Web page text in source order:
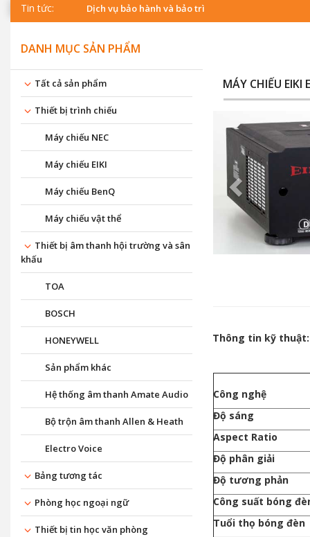
Tin tức: Dịch vụ bảo hành và bảo trì
DANH MỤC SẢN PHẨM
Tất cả sản phẩm
Thiết bị trình chiếu
Máy chiếu NEC
Máy chiếu EIKI
Máy chiếu BenQ
Máy chiếu vật thể
Thiết bị âm thanh hội trường và sân
khấu
TOA
BOSCH
HONEYWELL
Sản phẩm khác
Hệ thống âm thanh Amate Audio
Bộ trộn âm thanh Allen & Heath
Electro Voice
Bảng tương tác
Phòng học ngoại ngữ
Thiết bị tin học văn phòng
MÁY CHIẾU EIKI
Thông tin kỹ thuật:
Công nghệ
Độ sáng
Aspect Ratio
Độ phân giải
Độ tương phản
Công suất bóng
Tuổi thọ bóng đèn